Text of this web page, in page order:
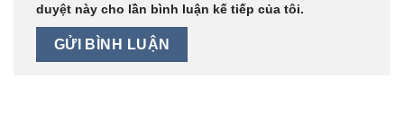
duyệt này cho lần bình luận kế tiếp của tôi.